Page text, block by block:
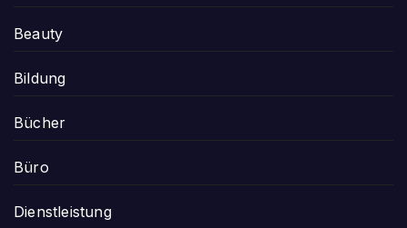
Beauty
Bildung
Bücher
Büro
Dienstleistung